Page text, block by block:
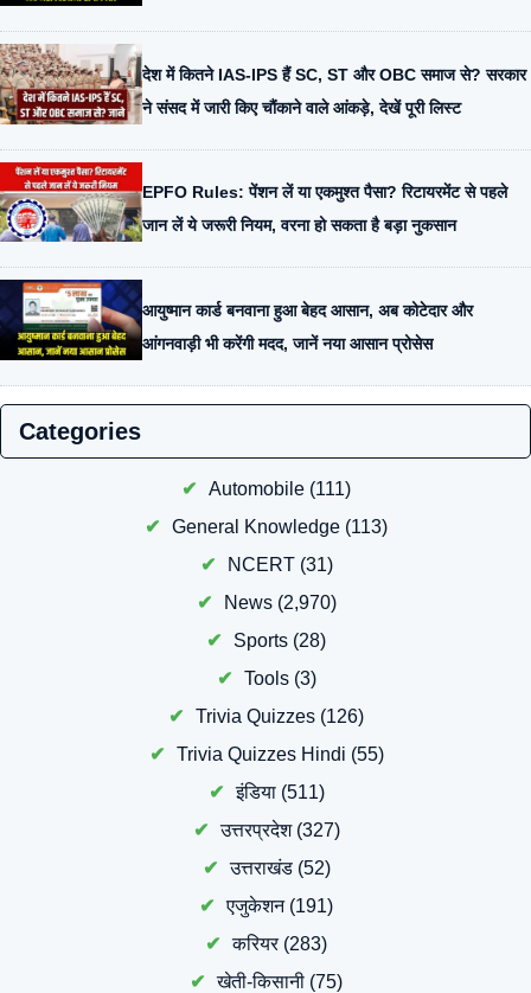
देश में कितने IAS-IPS हैं SC, ST और OBC समाज से? सरकार
ने संसद में जारी किए चौंकाने वाले आंकड़े, देखें पूरी लिस्ट
EPFO Rules: पेंशन लें या एकमुश्त पैसा? रिटायरमेंट से पहले
जान लें ये जरूरी नियम, वरना हो सकता है बड़ा नुकसान
आयुष्मान कार्ड बनवाना हुआ बेहद आसान, अब कोटेदार और
आंगनवाड़ी भी करेंगी मदद, जानें नया आसान प्रोसेस
Categories
Automobile (111)
General Knowledge (113)
NCERT(31)
News(2,970)
Sports (28)
Tools(3)
Trivia Quizzes (126)
Trivia Quizzes Hindi (55)
इंडिया(511)
उत्तरप्रदेश(327)
उत्तराखंड(52)
एजुकेशन(191)
करियर(283)
खेती-किसानी (75)